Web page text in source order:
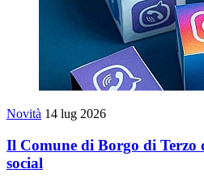
Novità 14 lug 2026
Il Comune di Borgo di Terzo
social